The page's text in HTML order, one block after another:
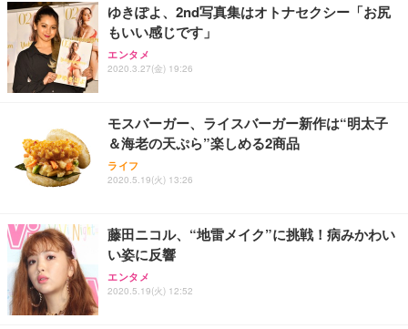
務用 おしゃれ パソコンチェア (ブラック)
Sezlife オフィスチェア デスクチェア 疲れない テレ
ワーク チェア 強化バックレスト 30度ロッキング機
能 人間工学 椅子 腰サポート 90度跳ね上げ式アーム
務用 おしゃれ パソコンチェア (ホワイト)
ANDWINT オフィスチェア デスクチェア 肘なし メ
ッシュ 通気性 ランバーサポート付き 腰サポート ガ
ス圧無段階昇降 360度回転 キャスター付き コンパク
【整備済み品】Dell E2724HS 27インチ 液晶モニタ
ー フルHD（1920×1080）VA 非光沢 HDMI/DisplayP
ort/VGA スピーカー内蔵 高さ調整 スイベル VESA対
【MiniLED/24.5inch/280Hz/FHD】GRAPHT THE S
HOOTER Gaming Monitor 24” Essential ゲーミン
グモニター QD 24.5インチ 1ms FHD 量子ドット 残
Smart Basic(スマートベーシック) 【Amazon.co.jp
限定】 Smart Basic アイリスオーヤマ ペットシーツ
超厚型 お徳用 ワイド 100枚入 (x 1) (ケース販売)
アイリスオーヤマ ペットシーツ 超厚型 お徳用 レギ
ュラー 200枚入【Amazon.co.jp限定】
ゆきぽよ、2nd写真集はオトナセクシー「お尻
もいい感じです」
エンタメ
2020.3.27(金) 19:26
モスバーガー、ライスバーガー新作は“明太子
＆海老の天ぷら”楽しめる2商品
ライフ
2020.5.19(火) 13:26
藤田ニコル、“地雷メイク”に挑戦！病みかわい
い姿に反響
エンタメ
2020.5.19(火) 12:52